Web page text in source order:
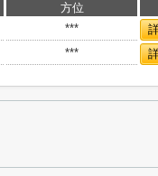
方位
***
***